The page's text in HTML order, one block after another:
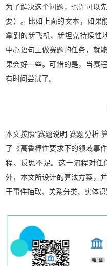
为了解决这个问题，也许可以
要）。比如上面的文本，如果
拿到的新飞机、新坦克持续性
中心语句上做赛题的任务，就
果会好一些。可惜的是，当赛
有时间尝试了。
本文按照“赛题说明-赛题分析-
了《高鲁棒性要求下的领域事
程、反思不足。这一流程对任
外，本文所设计的算法方案，
于事件抽取、关系分类、实体识